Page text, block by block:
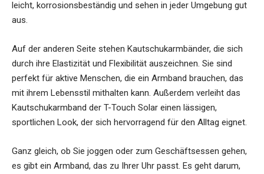
leicht, korrosionsbeständig und sehen in jeder Umgebung gut
aus.
Auf der anderen Seite stehen Kautschukarmbänder, die sich
durch ihre Elastizität und Flexibilität auszeichnen. Sie sind
perfekt für aktive Menschen, die ein Armband brauchen, das
mit ihrem Lebensstil mithalten kann. Außerdem verleiht das
Kautschukarmband der T-Touch Solar einen lässigen,
sportlichen Look, der sich hervorragend für den Alltag eignet.
Ganz gleich, ob Sie joggen oder zum Geschäftsessen gehen,
es gibt ein Armband, das zu Ihrer Uhr passt. Es geht darum,